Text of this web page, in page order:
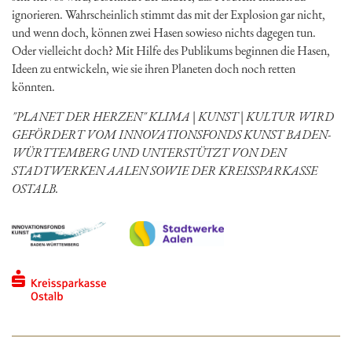
ignorieren. Wahrscheinlich stimmt das mit der Explosion gar nicht,
und wenn doch, können zwei Hasen sowieso nichts dagegen tun.
Oder vielleicht doch? Mit Hilfe des Publikums beginnen die Hasen,
Ideen zu entwickeln, wie sie ihren Planeten doch noch retten
könnten.
"PLANET DER HERZEN" KLIMA | KUNST | KULTUR WIRD
GEFÖRDERT VOM INNOVATIONSFONDS KUNST BADEN-
WÜRTTEMBERG UND UNTERSTÜTZT VON DEN
STADTWERKEN AALEN SOWIE DER KREISSPARKASSE
OSTALB.